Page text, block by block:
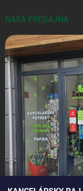
NAŠA PREDAJŇA